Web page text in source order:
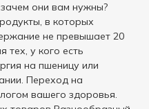
они вам нужны?
в которых
не превышает 20
тех, у кого есть
на пшеницу или
Переход на
вашего здоровья.